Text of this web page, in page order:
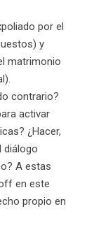
por el
y
matrimonio
contrario?
activar
¿Hacer,
diálogo
A estas
en este
propio en